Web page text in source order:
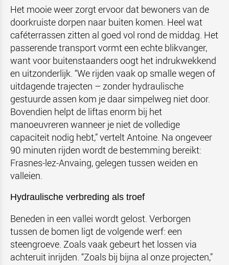
Het mooie weer zorgt ervoor dat bewoners van de
doorkruiste dorpen naar buiten komen. Heel wat
caféterrassen zitten al goed vol rond de middag. Het
passerende transport vormt een echte blikvanger,
want voor buitenstaanders oogt het indrukwekkend
en uitzonderlijk. “We rijden vaak op smalle wegen of
uitdagende trajecten – zonder hydraulische
gestuurde assen kom je daar simpelweg niet door.
Bovendien helpt de liftas enorm bij het
manoeuvreren wanneer je niet de volledige
capaciteit nodig hebt,” vertelt Antoine. Na ongeveer
90 minuten rijden wordt de bestemming bereikt:
Frasnes-lez-Anvaing, gelegen tussen weiden en
valleien.
Hydraulische verbreding als troef
Beneden in een vallei wordt gelost. Verborgen
tussen de bomen ligt de volgende werf: een
steengroeve. Zoals vaak gebeurt het lossen via
achteruit inrijden. “Zoals bij bijna al onze projecten,”